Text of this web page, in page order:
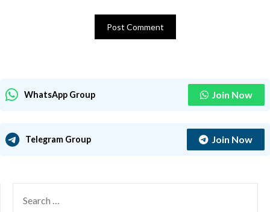
WhatsApp Group Join Now
Telegram Group Join Now
FOR: